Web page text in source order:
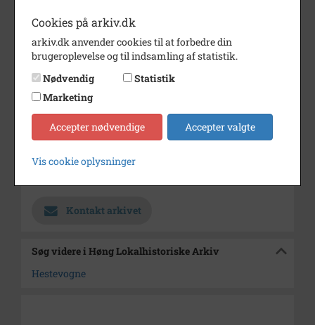
Årstal
Dateringsnote
1918
Fotograf
Jens Hansen
Se på kort
Type
Sogn (1000-2050)
Enhed
Finderup Sogn (Kalundborg
Kontakt arkivet
Søg videre i Høng Lokalhistoriske Arkiv
Hestevogne
Cookies på arkiv.dk
arkiv.dk anvender cookies til at forbedre din
brugeroplevelse og til indsamling af statistik.
Nødvendig
Statistik
Marketing
Accepter nødvendige Accepter valgte
Vis cookie oplysninger